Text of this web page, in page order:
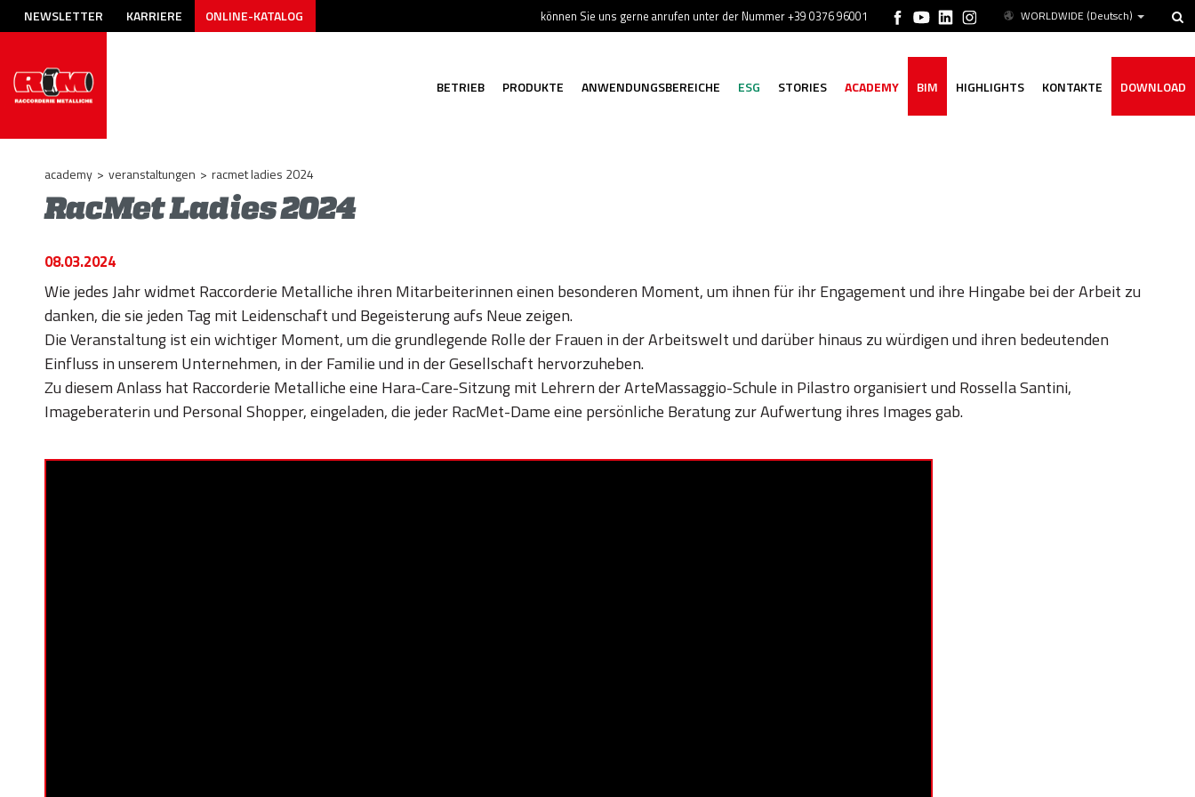
WORLDWIDE (Deutsch)
NEWSLETTER KARRIERE ONLINE-KATALOG können Sie uns gerne anrufen unter der Nummer +39 0376 96001
BETRIEB PRODUKTE ANWENDUNGSBEREICHE ESG STORIES ACADEMY BIM HIGHLIGHTS KONTAKTE DOWNLOAD
academy > veranstaltungen > racmet ladies 2024
RacMet Ladies 2024
08.03.2024
Wie jedes Jahr widmet Raccorderie Metalliche ihren Mitarbeiterinnen einen besonderen Moment, um ihnen für ihr Engagement und ihre Hingabe bei der Arbeit zu
danken, die sie jeden Tag mit Leidenschaft und Begeisterung aufs Neue zeigen.
Die Veranstaltung ist ein wichtiger Moment, um die grundlegende Rolle der Frauen in der Arbeitswelt und darüber hinaus zu würdigen und ihren bedeutenden
Einfluss in unserem Unternehmen, in der Familie und in der Gesellschaft hervorzuheben.
Zu diesem Anlass hat Raccorderie Metalliche eine Hara-Care-Sitzung mit Lehrern der ArteMassaggio-Schule in Pilastro organisiert und Rossella Santini,
Imageberaterin und Personal Shopper, eingeladen, die jeder RacMet-Dame eine persönliche Beratung zur Aufwertung ihres Images gab.